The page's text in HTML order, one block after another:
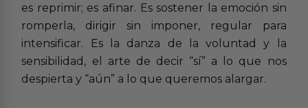
es reprimir; es afinar. Es sostener la emoción sin
romperla, dirigir sin imponer, regular para
intensificar. Es la danza de la voluntad y la
sensibilidad, el arte de decir “sí” a lo que nos
despierta y “aún” a lo que queremos alargar.